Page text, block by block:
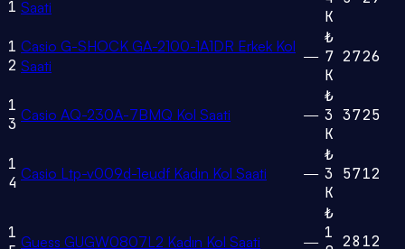
1 Saati
K
1
2
Casio G-SHOCK GA-2100-1A1DR Erkek Kol
Saati
—
₺
7
K
2726
1
3 Casio AQ-230A-7BMQ Kol Saati —
₺
3
K
3725
1
4 Casio Ltp-v009d-1eudf Kadın Kol Saati —
₺
3
K
5712
1 Guess GUGW0807L2 Kadın Kol Saati —
₺
1 28 12